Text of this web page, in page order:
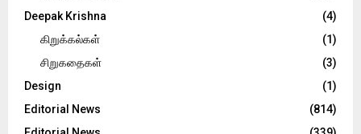
Deepak Krishna
(4)
கிறுக்கல்கள்
(1)
சிறுகதைகள்
(3)
Design
(1)
Editorial News
(814)